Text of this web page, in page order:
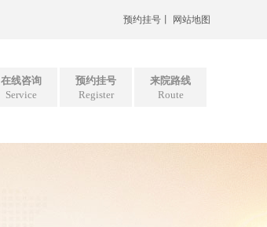
预约挂号 网站地图
在线咨询
Service
预约挂号
Register
来院路线
Route